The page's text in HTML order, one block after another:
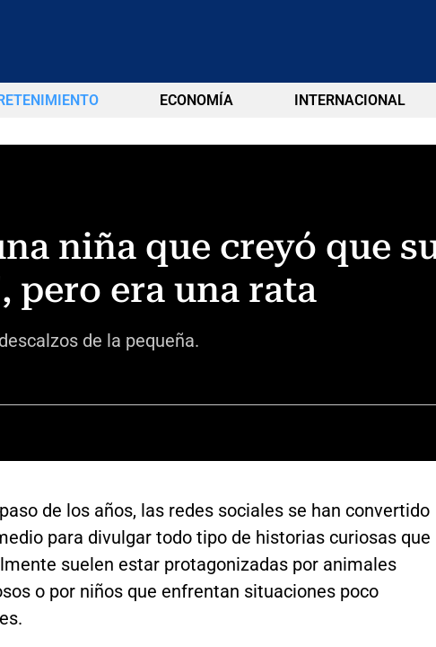
ECONOMÍA INTERNACIONAL
niña que creyó que
pero era una rata
de la pequeña.
de los años, las redes sociales se han convertido
para divulgar todo tipo de historias curiosas que
suelen estar protagonizadas por animales
o por niños que enfrentan situaciones poco